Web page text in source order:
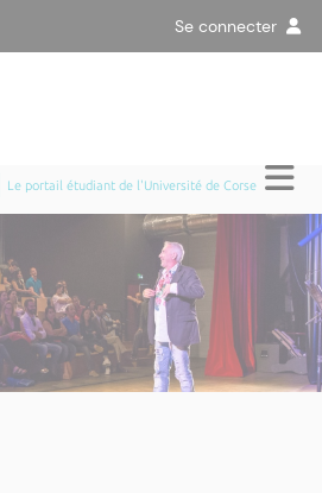
Se connecter
Le portail étudiant de l'Université de Corse